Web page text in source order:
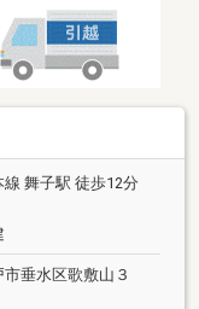
線 舞子駅 徒歩12分
垂水区歌敷山３